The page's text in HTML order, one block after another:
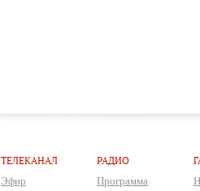
ТЕЛЕКАНАЛ
Эфир
РАДИО
Программа